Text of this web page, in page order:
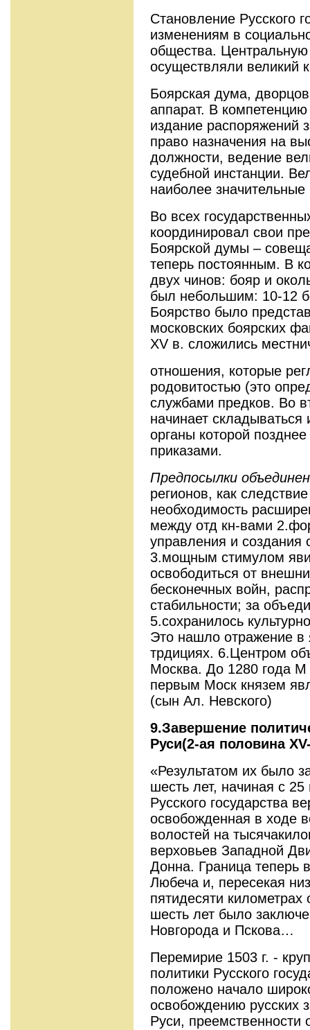
Становление Русского
изменениям в
общества. Центральную
осуществляли великий
Боярская дума,
аппарат. В
издание распоряжений
право назначения на
должности, ведение
судебной инстанции.
наиболее
Во всех
координировал свои
Боярской думы –
теперь постоянным. В
двух чинов: бояр и
был небольшим: 10-12
Боярство было
московских боярских
XV в. сложились
отношения, которые
родовитостью (это
службами предков. Во
начинает складываться
органы которой
приказами.
Предпосылки
регионов, как
необходимость
между отд кн-вами
управления и создания
3.мощным стимулом
освободиться от
бесконечных войн,
стабильности; за
5.сохранилось
Это нашло отражение в
трдициях. 6.Центром
Москва. До 1280 года М
первым Моск князем
(сын Ал. Невского)
9.Завершение
Руси(2-ая половина XV
«Результатом их было
шесть лет, начиная с
Русского государства
освобожденная в ходе
волостей на
верховьев Западной
Донна. Граница теперь
Любеча и, пересекая
пятидесяти
шесть лет было
Новгорода и Пскова…
Перемирие 1503 г. -
политики Русского
положено начало
освобождению русских
Руси, преемственности